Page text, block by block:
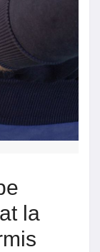
la